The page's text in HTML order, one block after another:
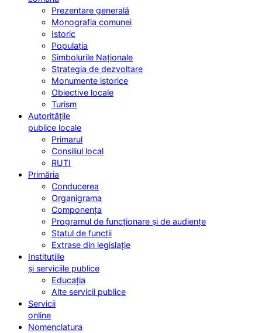
Prezentare generală
Monografia comunei
Istoric
Populația
Simbolurile Naționale
Strategia de dezvoltare
Monumente istorice
Obiective locale
Turism
Autoritățile
publice locale
Primarul
Consiliul local
RUTI
Primăria
Conducerea
Organigrama
Componența
Programul de funcționare și de audiențe
Statul de funcții
Extrase din legislație
Instituțiile
și serviciile publice
Educația
Alte servicii publice
Servicii
online
Nomenclatura